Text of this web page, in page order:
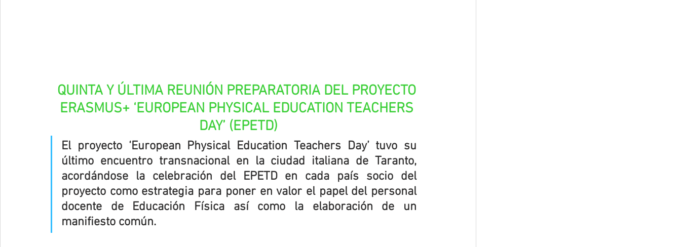
QUINTA Y ÚLTIMA REUNIÓN PREPARATORIA DEL PROYECTO
ERASMUS+ ‘EUROPEAN PHYSICAL EDUCATION TEACHERS
DAY’ (EPETD)
El proyecto ‘European Physical Education Teachers Day’ tuvo su
último encuentro transnacional en la ciudad italiana de Taranto,
acordándose la celebración del EPETD en cada país socio del
proyecto como estrategia para poner en valor el papel del personal
docente de Educación Física así como la elaboración de un
manifiesto común.